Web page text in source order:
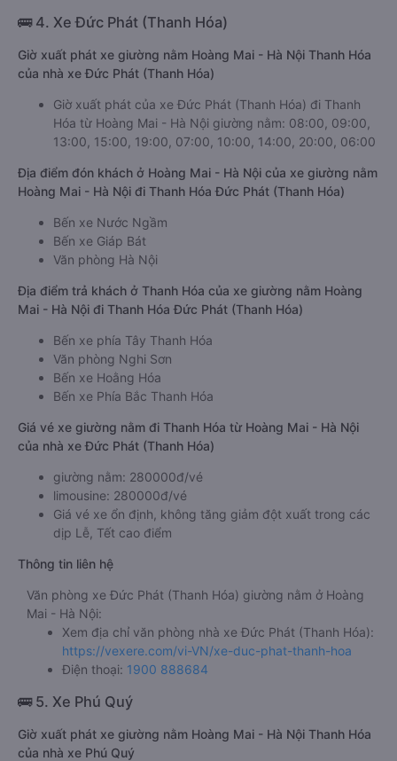
🚌 4. Xe Đức Phát (Thanh Hóa)
Giờ xuất phát xe giường nằm Hoàng Mai - Hà Nội Thanh Hóa
của nhà xe Đức Phát (Thanh Hóa)
Giờ xuất phát của xe Đức Phát (Thanh Hóa) đi Thanh
Hóa từ Hoàng Mai - Hà Nội giường nằm: 08:00, 09:00,
13:00, 15:00, 19:00, 07:00, 10:00, 14:00, 20:00, 06:00
Địa điểm đón khách ở Hoàng Mai - Hà Nội của xe giường nằm
Hoàng Mai - Hà Nội đi Thanh Hóa Đức Phát (Thanh Hóa)
Bến xe Nước Ngầm
Bến xe Giáp Bát
Văn phòng Hà Nội
Địa điểm trả khách ở Thanh Hóa của xe giường nằm Hoàng
Mai - Hà Nội đi Thanh Hóa Đức Phát (Thanh Hóa)
Bến xe phía Tây Thanh Hóa
Văn phòng Nghi Sơn
Bến xe Hoằng Hóa
Bến xe Phía Bắc Thanh Hóa
Giá vé xe giường nằm đi Thanh Hóa từ Hoàng Mai - Hà Nội
của nhà xe Đức Phát (Thanh Hóa)
giường nằm: 280000đ/vé
limousine: 280000đ/vé
Giá vé xe ổn định, không tăng giảm đột xuất trong các
dịp Lễ, Tết cao điểm
Thông tin liên hệ
Văn phòng xe Đức Phát (Thanh Hóa) giường nằm ở Hoàng
Mai - Hà Nội:
Xem địa chỉ văn phòng nhà xe Đức Phát (Thanh Hóa):
https://vexere.com/vi-VN/xe-duc-phat-thanh-hoa
Điện thoại: 1900 888684
🚌 5. Xe Phú Quý
Giờ xuất phát xe giường nằm Hoàng Mai - Hà Nội Thanh Hóa
của nhà xe Phú Quý